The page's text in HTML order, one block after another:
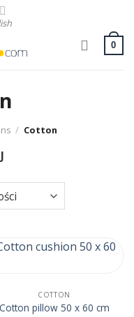
0
/ Cotton
COTTON
Cotton pillow 50 x 60 cm